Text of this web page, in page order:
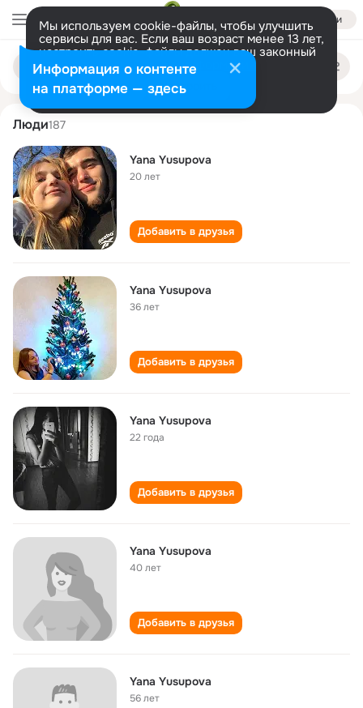
Войти
Мы используем cookie-файлы, чтобы улучшить
сервисы для вас. Если ваш возраст менее 13 лет,
настроить cookie-файлы должен ваш законный
представитель. Больше информации
Разрешить все Настроить
Поиск
людям
yana yusupova
Люди187
Yana Yusupova
20 лет
Добавить в друзья
Yana Yusupova
36 лет
Добавить в друзья
Yana Yusupova
22 года
Добавить в друзья
Yana Yusupova
40 лет
Добавить в друзья
Yana Yusupova
56 лет
Информация о контенте
на платформе — здесь